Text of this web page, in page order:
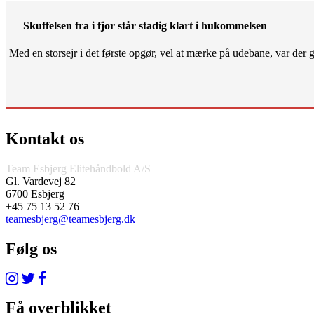
Skuffelsen fra i fjor står stadig klart i hukommelsen
Med en storsejr i det første opgør, vel at mærke på udebane, var
Kontakt os
Team Esbjerg Elitehåndbold A/S
Gl. Vardevej 82
6700 Esbjerg
+45 75 13 52 76
teamesbjerg@teamesbjerg.dk
Følg os
Få overblikket